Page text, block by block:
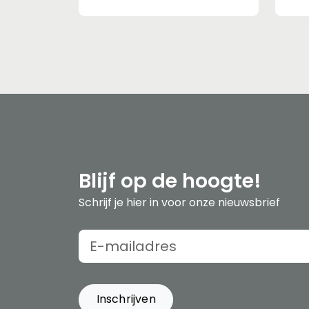
Blijf op de hoogte!
Schrijf je hier in voor onze nieuwsbrief
Inschrijven